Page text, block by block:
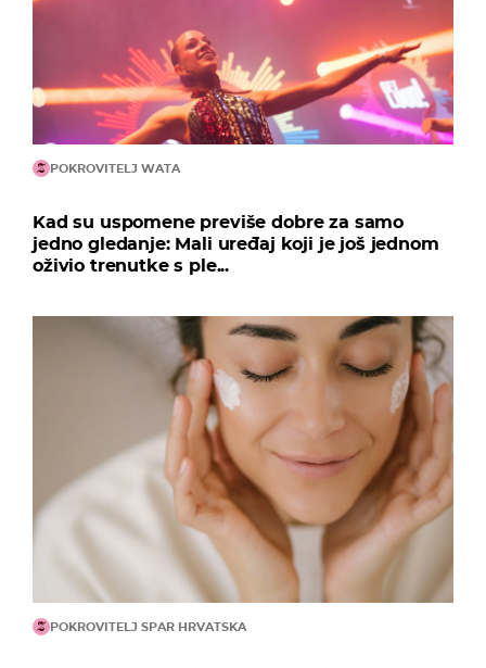
POKROVITELJ WATA
Kad su uspomene previše dobre za samo
jedno gledanje: Mali uređaj koji je još jednom
oživio trenutke s ple...
POKROVITELJ SPAR HRVATSKA